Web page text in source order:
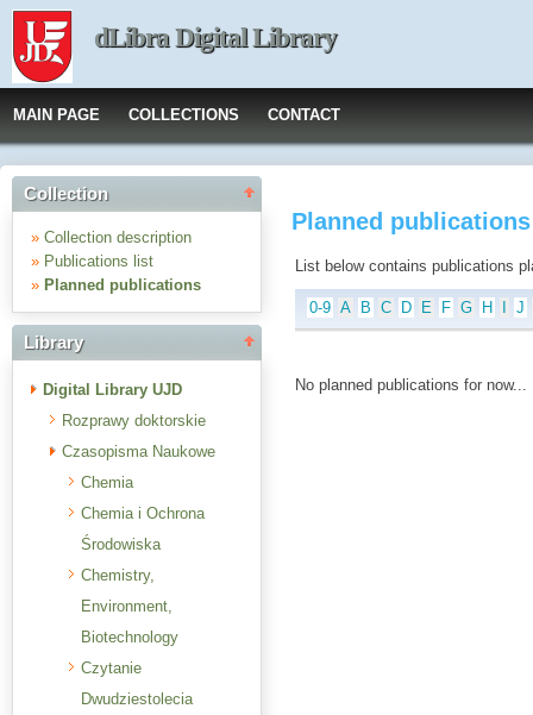
dLibra Digital Library
MAIN PAGE COLLECTIONS CONTACT
Collection
» Collection description
» Publications list
» Planned publications
Library
Digital Library UJD
Rozprawy doktorskie
Czasopisma Naukowe
Chemia
Chemia i Ochrona
Środowiska
Chemistry,
Environment,
Biotechnology
Czytanie
Dwudziestolecia
Planned
List below contains publications
0-9 A B C D E F G H J
No planned publications for now...